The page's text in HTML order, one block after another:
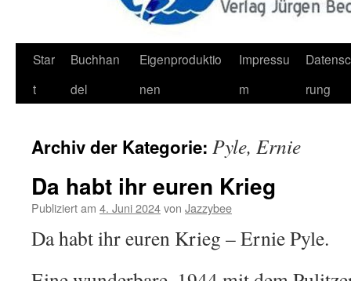
Zum
Inhalt
Star
t
Buchhan
del
Eigenproduktio
nen
Impressu
m
rung
Archiv der Kategorie: Pyle, Ernie
Da habt ihr euren Krieg
Publiziert am 4. Juni 2024von Jazzybee
Da habt ihr euren Krieg – Ernie Pyle.